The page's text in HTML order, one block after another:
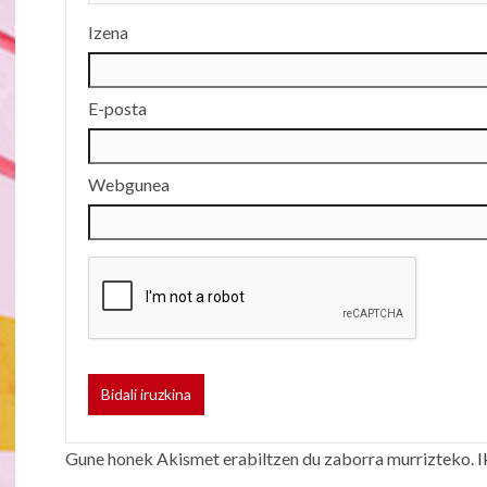
Izena
E-posta
Webgunea
Gune honek Akismet erabiltzen du zaborra murrizteko.